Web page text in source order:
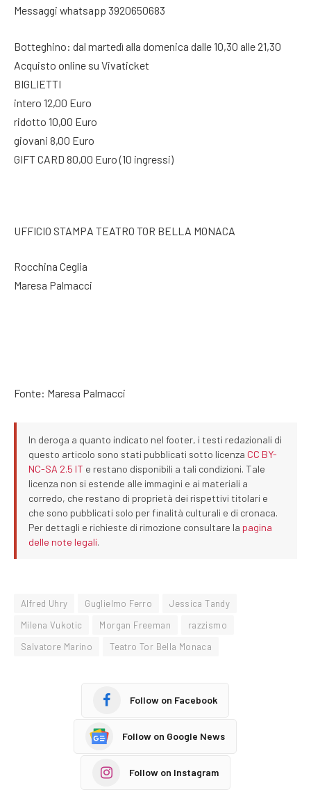
Messaggi whatsapp 3920650683
Botteghino: dal martedì alla domenica dalle 10,30 alle 21,30
Acquisto online su Vivaticket
BIGLIETTI
intero 12,00 Euro
ridotto 10,00 Euro
giovani 8,00 Euro
GIFT CARD 80,00 Euro (10 ingressi)
UFFICIO STAMPA TEATRO TOR BELLA MONACA
Rocchina Ceglia
Maresa Palmacci
Fonte: Maresa Palmacci
In deroga a quanto indicato nel footer, i testi redazionali di
questo articolo sono stati pubblicati sotto licenza CC BY-
NC-SA 2.5 IT e restano disponibili a tali condizioni. Tale
licenza non si estende alle immagini e ai materiali a
corredo, che restano di proprietà dei rispettivi titolari e
che sono pubblicati solo per finalità culturali e di cronaca.
Per dettagli e richieste di rimozione consultare la pagina
delle note legali.
Alfred Uhry Guglielmo Ferro
Jessica Tandy
Milena Vukotic
Morgan Freeman
razzismo
Salvatore Marino
Teatro Tor Bella Monaca
Follow on Facebook
Follow on Google News
Follow on Instagram